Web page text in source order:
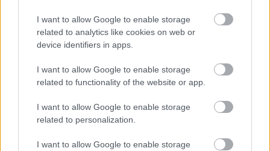
I want to allow Google to enable storage
related to analytics like cookies on web or
device identifiers in apps.
I want to allow Google to enable storage
related to functionality of the website or app.
I want to allow Google to enable storage
related to personalization.
I want to allow Google to enable storage